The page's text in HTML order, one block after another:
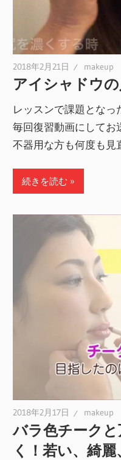
2018年2月21日 makeup
アイシャドウ
レッスンで課題となっ
毎回復習動画にしてお
不器用な方も何度も見
続きを読む
2018年2月17日 makeup
バラ色チーク
く！若い、綺